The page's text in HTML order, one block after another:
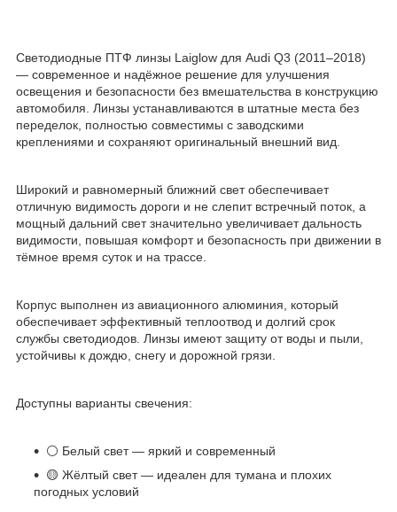
Светодиодные ПТФ линзы Laiglow для Audi Q3 (2011–2018)
— современное и надёжное решение для улучшения
освещения и безопасности без вмешательства в конструкцию
автомобиля. Линзы устанавливаются в штатные места без
переделок, полностью совместимы с заводскими
креплениями и сохраняют оригинальный внешний вид.
Широкий и равномерный ближний свет обеспечивает
отличную видимость дороги и не слепит встречный поток, а
мощный дальний свет значительно увеличивает дальность
видимости, повышая комфорт и безопасность при движении в
тёмное время суток и на трассе.
Корпус выполнен из авиационного алюминия, который
обеспечивает эффективный теплоотвод и долгий срок
службы светодиодов. Линзы имеют защиту от воды и пыли,
устойчивы к дождю, снегу и дорожной грязи.
Доступны варианты свечения:
⚪ Белый свет — яркий и современный
🟡 Жёлтый свет — идеален для тумана и плохих
погодных условий